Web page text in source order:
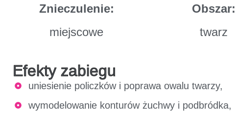
Znieczulenie:
miejscowe
Obszar:
twarz
Efekty zabiegu
uniesienie policzków i poprawa owalu twarzy,
wymodelowanie konturów żuchwy i podbródka,